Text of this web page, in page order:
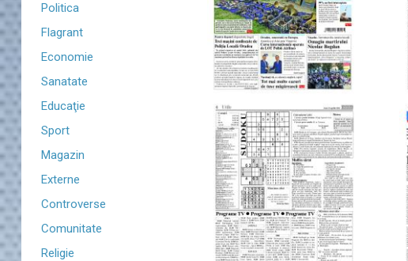
Politica
Flagrant
Economie
Sanatate
Educaţie
Sport
Magazin
Externe
Controverse
Comunitate
Religie